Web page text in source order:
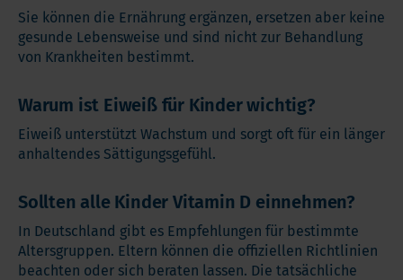
Sie können die Ernährung ergänzen, ersetzen aber keine
gesunde Lebensweise und sind nicht zur Behandlung
von Krankheiten bestimmt.
Warum ist Eiweiß für Kinder wichtig?
Eiweiß unterstützt Wachstum und sorgt oft für ein länger
anhaltendes Sättigungsgefühl.
Sollten alle Kinder Vitamin D einnehmen?
In Deutschland gibt es Empfehlungen für bestimmte
Altersgruppen. Eltern können die offiziellen Richtlinien
beachten oder sich beraten lassen. Die tatsächliche